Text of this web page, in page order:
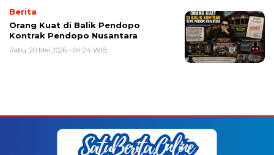
Berita
Orang Kuat di Balik Pendopo
Kontrak Pendopo Nusantara
Rabu, 20 Mei 2026 - 04:24 WIB